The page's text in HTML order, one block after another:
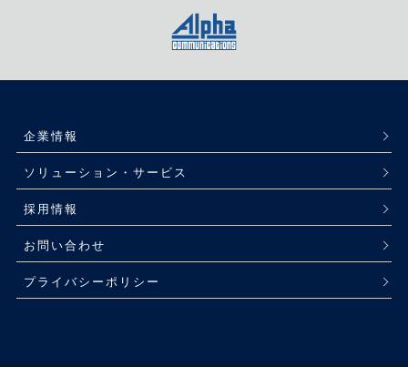
企業情報
ソリューション・サービス
採用情報
お問い合わせ
プライバシーポリシー